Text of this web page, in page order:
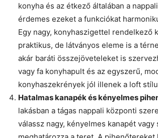
konyha és az étkező általában a
érdemes ezeket a funkciókat
Egy nagy, konyhaszigettel rendelkező
praktikus, de látványos eleme is a
akár baráti összejöveteleket is
vagy fa konyhapult és az egyszerű,
konyhaszekrények jól illenek a loft
Hatalmas kanapék és kényelmes
lakásban a tágas nappali központi
válassz nagy, kényelmes kanapét